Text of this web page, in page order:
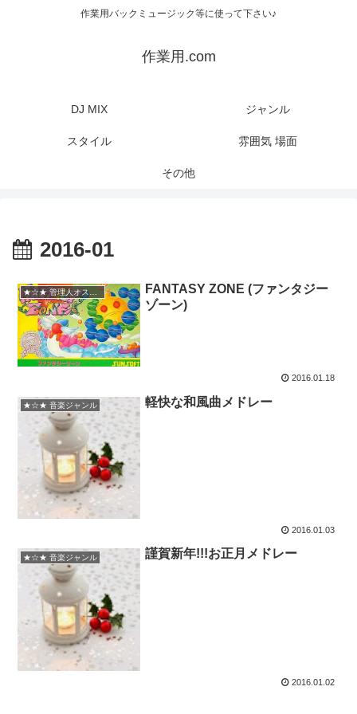
作業用バックミュージック等に使って下さい♪
作業用.com
DJ MIX ジャンル
スタイル 雰囲気 場面
その他
2016-01
★☆★ 管理人オススメ
FANTASY ZONE (ファンタジー
ゾーン)
2016.01.18
★☆★ 音楽ジャンル 軽快な和風曲メドレー
2016.01.03
★☆★ 音楽ジャンル 謹賀新年!!!お正月メドレー
2016.01.02